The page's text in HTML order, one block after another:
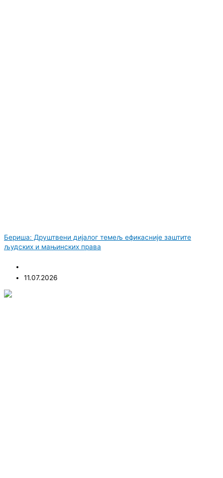
Бериша: Друштвени дијалог темељ ефикасније заштите
људских и мањинских права
11.07.2026